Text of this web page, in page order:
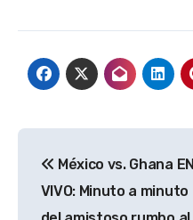
de
México vs. Ghana EN
VIVO: Minuto a minuto